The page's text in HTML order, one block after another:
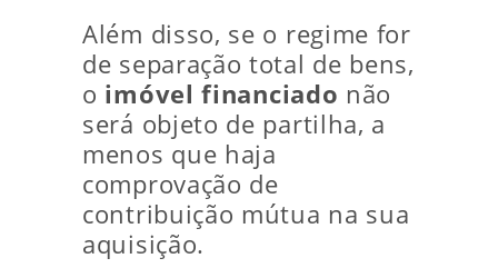
Além disso, se o regime for
de separação total de bens,
o imóvel financiado não
será objeto de partilha, a
menos que haja
comprovação de
contribuição mútua na sua
aquisição.